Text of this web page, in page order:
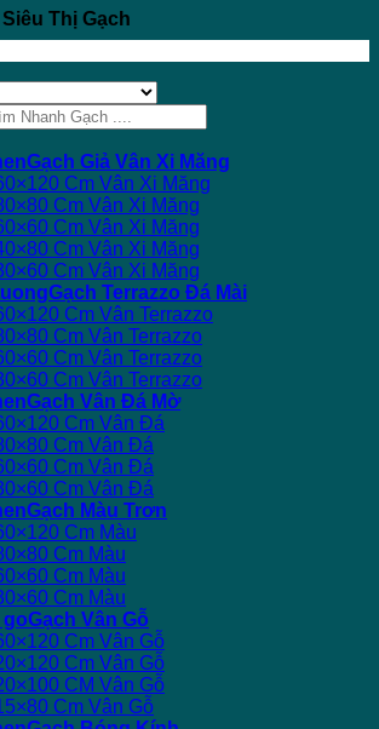
Siêu Thị Gạch
Gạch Giả Vân Xi Măng
Cm Vân Xi Măng
Cm Vân Xi Măng
Cm Vân Xi Măng
Cm Vân Xi Măng
Cm Vân Xi Măng
Gạch Terrazzo Đá Mài
Cm Vân Terrazzo
Cm Vân Terrazzo
Cm Vân Terrazzo
Cm Vân Terrazzo
Gạch Vân Đá Mờ
Cm Vân Đá
Cm Vân Đá
Cm Vân Đá
Cm Vân Đá
Gạch Màu Trơn
Cm Màu
Cm Màu
Cm Màu
Cm Màu
Gạch Vân Gỗ
Cm Vân Gỗ
Cm Vân Gỗ
CM Vân Gỗ
Cm Vân Gỗ